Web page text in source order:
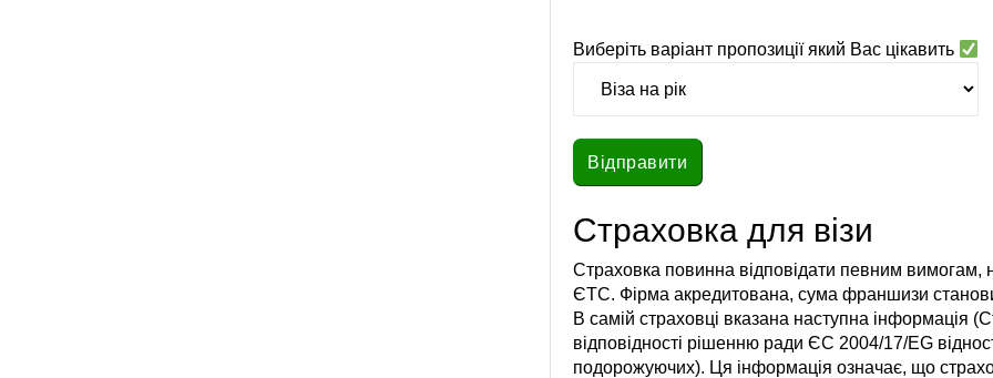
Виберіть варіант пропозиції який Вас цікавить
Страховка для візи
Страховка повинна відповідати певним
ЄТС. Фірма акредитована, сума франшизи
В самій страховці вказана наступна інформація
відповідності рішенню ради ЄС 2004/17/EG
подорожуючих). Ця інформація означає, що